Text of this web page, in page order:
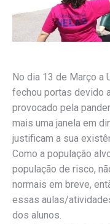
No dia 13 de Março a
fechou portas devido
provocado pela
mais uma janela em
justificam a sua
Como a população
população de risco,
normais em breve,
essas aulas/
dos alunos.